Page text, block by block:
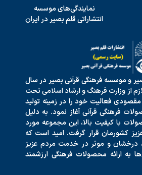
نمایندگی‌های موسسه
انتشاراتی قلم بصیر در ایران
و موسسه فرهنگی قرآنی بصیر در سال
لازم از وزارت فرهنگ و ارشاد اسلامی تحت
فعالیت خود را در زمینه تولید
فرهنگی قرآنی آغاز نمود. به دلیل
با کیفیت بالا، این مجموعه مورد
کشورمان قرار گرفت. امید است که
درخشان و موثر در خدمت مردم عزیز
به ارائه محصولات فرهنگی ارزشمند